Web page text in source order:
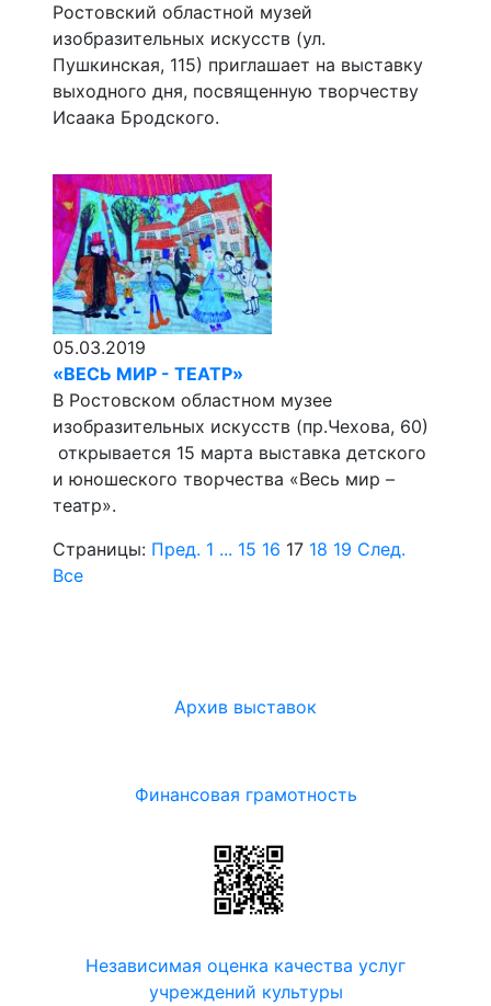
Ростовский областной музей
изобразительных искусств (ул.
Пушкинская, 115) приглашает на выставку
выходного дня, посвященную творчеству
Исаака Бродского.
05.03.2019
«ВЕСЬ МИР - ТЕАТР»
В Ростовском областном музее
изобразительных искусств (пр.Чехова, 60)
открывается 15 марта выставка детского
и юношеского творчества «Весь мир –
театр».
Страницы: Пред. 1 ... 15 16 17 18 19 След.
Все
Архив выставок
Финансовая грамотность
Независимая оценка качества услуг
учреждений культуры